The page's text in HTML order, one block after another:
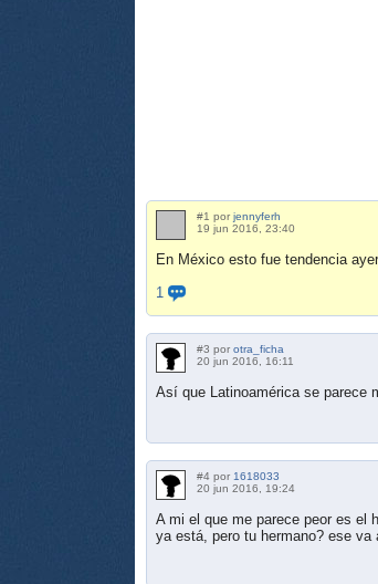
#1 por jennyferh
19 jun 2016, 23:40
En México esto fue tendencia
1
#3 por otra_ficha
20 jun 2016, 16:11
Así que Latinoamérica se parece
#4 por 1618033
20 jun 2016, 19:24
A mi el que me parece peor es el
ya está, pero tu hermano? ese